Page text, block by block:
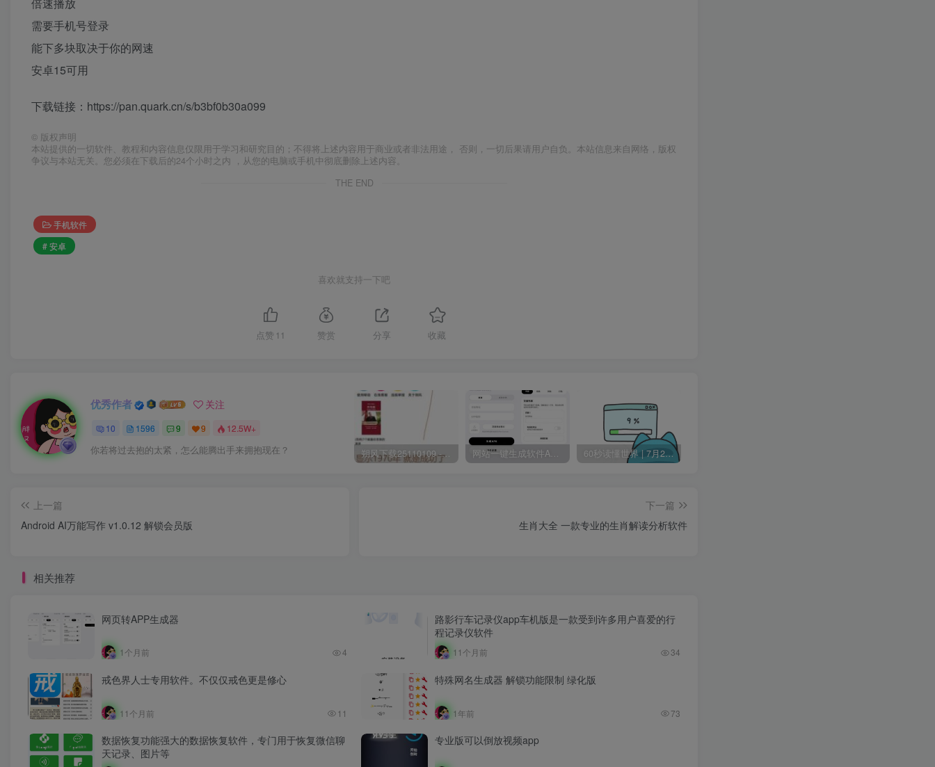
需要手机号登录
能下多块取决于你的网速
安卓15可用
下载链接：https://pan.quark.cn/s/b3bf0b30a099
© 版权声明
本站提供的一切软件、教程和内容信息仅限用于学习和研究目的；不得将上述内容用于商业或者非法用途， 否则，一切后果请用户自负。本站信息来自网络，版权
争议与本站无关。您必须在下载后的24个小时之内 ，从您的电脑或手机中彻底删除上述内容。
THE END
手机软件
# 安卓
喜欢就支持一下吧
点赞 11 赞赏 分享 收藏
优秀作者 关注
10 1596 9 9 12.5W+
你若将过去抱的太紧，怎么能腾出手来拥抱现在？ 朔风下载25110109 -磁力下载神器-去VIP限制版本 网站一键生成软件APP 完美版 同时支持打包html文件 60秒读懂世界 | 7月24日 星期五
上一篇
Android AI万能写作 v1.0.12 解锁会员版
下一篇
生肖大全 一款专业的生肖解读分析软件
相关推荐
网页转APP生成器
1个月前 4
路影行车记录仪app车机版是一款受到许多用户喜爱的行
程记录仪软件
11个月前 34
戒色界人士专用软件。不仅仅戒色更是修心
11个月前 11
特殊网名生成器 解锁功能限制 绿化版
1年前 73
数据恢复功能强大的数据恢复软件，专门用于恢复微信聊
天记录、图片等
专业版可以倒放视频app